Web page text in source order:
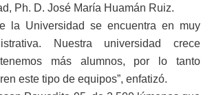
Ph. D. José María Huamán Ruiz.
la Universidad se encuentra en muy
Nuestra universidad crece
más alumnos, por lo tanto
este tipo de equipos”, enfatizó.